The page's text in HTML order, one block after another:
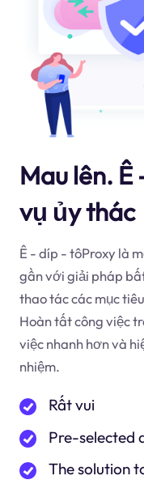
Mau lên.
vụ ủy thác
Ê - díp - tôProxy là
gần với giải pháp
thao tác các mục
Hoàn tất công việc
việc nhanh hơn và
nhiệm.
Rất vui
Pre-selected
The solution